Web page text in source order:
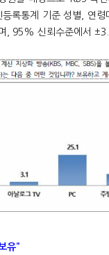
록통계 기준 성별, 연령
, 95% 신뢰수준에서
유”